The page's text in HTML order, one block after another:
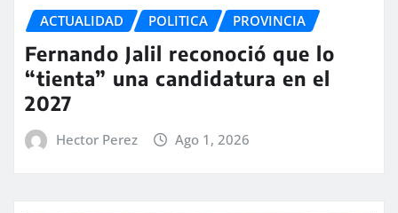
ACTUALIDAD POLITICA PROVINCIA
Fernando Jalil reconoció que lo
“tienta” una candidatura en el
2027
Hector Perez Ago 1, 2026